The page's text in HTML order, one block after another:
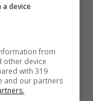
2016
device
from
other device
with 319
and our partners